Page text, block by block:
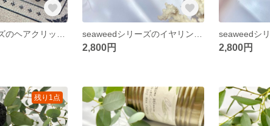
2,800円 2,800円
残り1点